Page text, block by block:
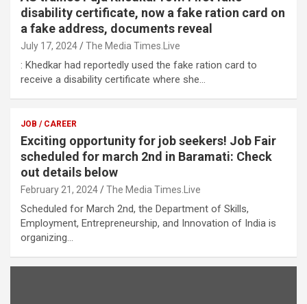
disability certificate, now a fake ration card on
a fake address, documents reveal
July 17, 2024 The Media Times.Live
: Khedkar had reportedly used the fake ration card to
receive a disability certificate where she…
JOB / CAREER
Exciting opportunity for job seekers! Job Fair
scheduled for march 2nd in Baramati: Check
out details below
February 21, 2024 The Media Times.Live
Scheduled for March 2nd, the Department of Skills,
Employment, Entrepreneurship, and Innovation of India is
organizing…